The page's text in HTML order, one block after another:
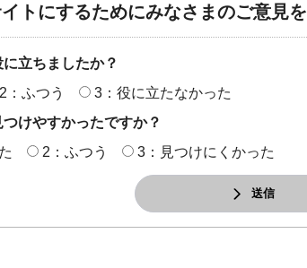
トにするためにみなさまのご意見
立ちましたか？
2：ふつう
3：役に立たなかった
けやすかったですか？
2：ふつう 3：見つけにくかった
送信